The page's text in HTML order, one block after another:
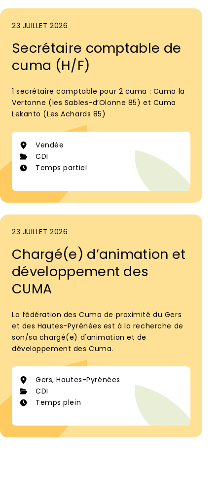
23 JUILLET 2026
Secrétaire comptable de
cuma (H/F)
1 secrétaire comptable pour 2 cuma : Cuma la
Vertonne (les Sables-d’Olonne 85) et Cuma
Lekanto (Les Achards 85)
Vendée
CDI
Temps partiel
23 JUILLET 2026
Chargé(e) d’animation et
développement des
CUMA
La fédération des Cuma de proximité du Gers
et des Hautes-Pyrénées est à la recherche de
son/sa chargé(e) d'animation et de
développement des Cuma.
Gers, Hautes-Pyrénées
CDI
Temps plein